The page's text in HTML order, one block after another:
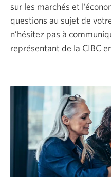
sur les marchés et
questions au sujet de
n’hésitez pas à
représentant de la CIBC